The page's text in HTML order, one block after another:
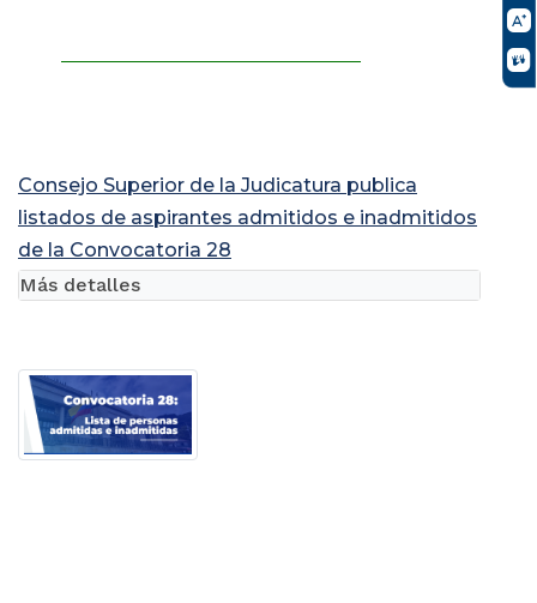
Consejo Superior de la Judicatura publica
listados de aspirantes admitidos e inadmitidos
de la Convocatoria 28
Más detalles